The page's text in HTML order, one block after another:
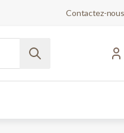
Contactez-nous